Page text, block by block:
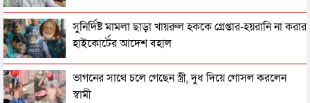
প্রধানমন্ত্রীর রাজনৈতিক শিষ্টাচার ও উদারতার নজির
পুলিশের ‘পিস্তল-বিয়োগ’ ও ছিনতাইকারীর দৌরাত্ম্য
সুনির্দিষ্ট মামলা ছাড়া খায়রুল হককে গ্রেপ্তার-হয়রানি না করার
হাইকোর্টের আদেশ বহাল
ভাগনের সাথে চলে গেছেন স্ত্রী, দুধ দিয়ে গোসল করলেন
স্বামী